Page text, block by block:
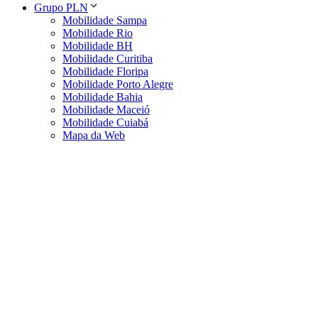
Grupo PLN
Mobilidade Sampa
Mobilidade Rio
Mobilidade BH
Mobilidade Curitiba
Mobilidade Floripa
Mobilidade Porto Alegre
Mobilidade Bahia
Mobilidade Maceió
Mobilidade Cuiabá
Mapa da Web